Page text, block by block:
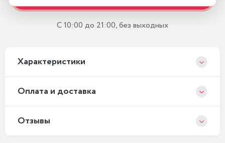
С 10:00 до 21:00, без выходных
Xарактеристики
Оплата и доставка
Отзывы